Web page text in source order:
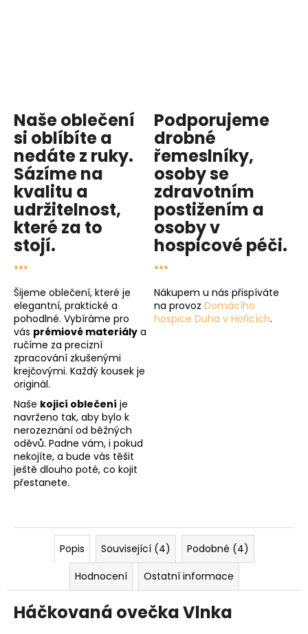
Naše oblečení
si oblíbíte a
nedáte z ruky.
Sázíme na
kvalitu a
udržitelnost,
které za to
stojí.
...
Šijeme oblečení, které je
elegantní, praktické a
pohodlné. Vybíráme pro
vás prémiové materiály a
ručíme za precizní
zpracování zkušenými
krejčovými. Každý kousek je
originál.
Naše kojicí oblečení je
navrženo tak, aby bylo k
nerozeznání od běžných
oděvů. Padne vám, i pokud
nekojíte, a bude vás těšit
ještě dlouho poté, co kojit
přestanete.
Podporujeme
drobné
řemeslníky,
osoby se
zdravotním
postižením a
osoby v
hospicové péči.
...
Nákupem u nás přispíváte
na provoz Domácího
hospice Duha v Hořicích.
Popis Související (4)
Podobné (4)
Hodnocení
Ostatní informace
Háčkovaná ovečka Vlnka